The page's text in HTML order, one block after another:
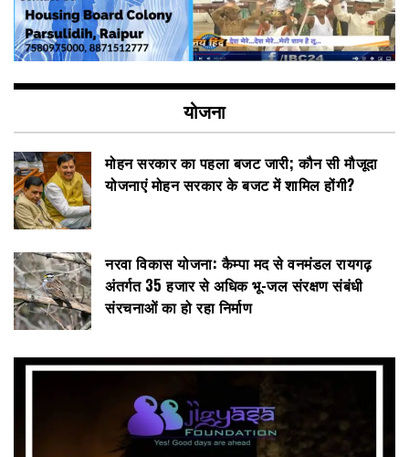
योजना
मोहन सरकार का पहला बजट जारी; कौन सी मौजूदा
योजनाएं मोहन सरकार के बजट में शामिल होंगी?
नरवा विकास योजना: कैम्पा मद से वनमंडल रायगढ़
अंतर्गत 35 हजार से अधिक भू-जल संरक्षण संबंधी
संरचनाओं का हो रहा निर्माण